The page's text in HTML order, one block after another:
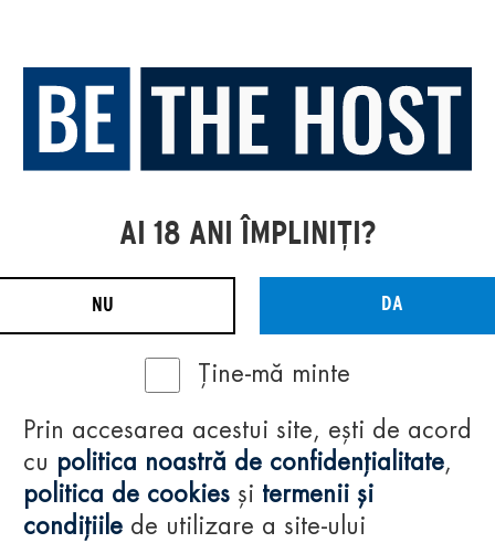
AI 18 ANI ÎMPLINIȚI?
NU DA
Ține-mă minte
Prin accesarea acestui site, ești de acord
cu politica noastră de confidențialitate,
politica de cookies și termenii și
condițiile de utilizare a site-ului